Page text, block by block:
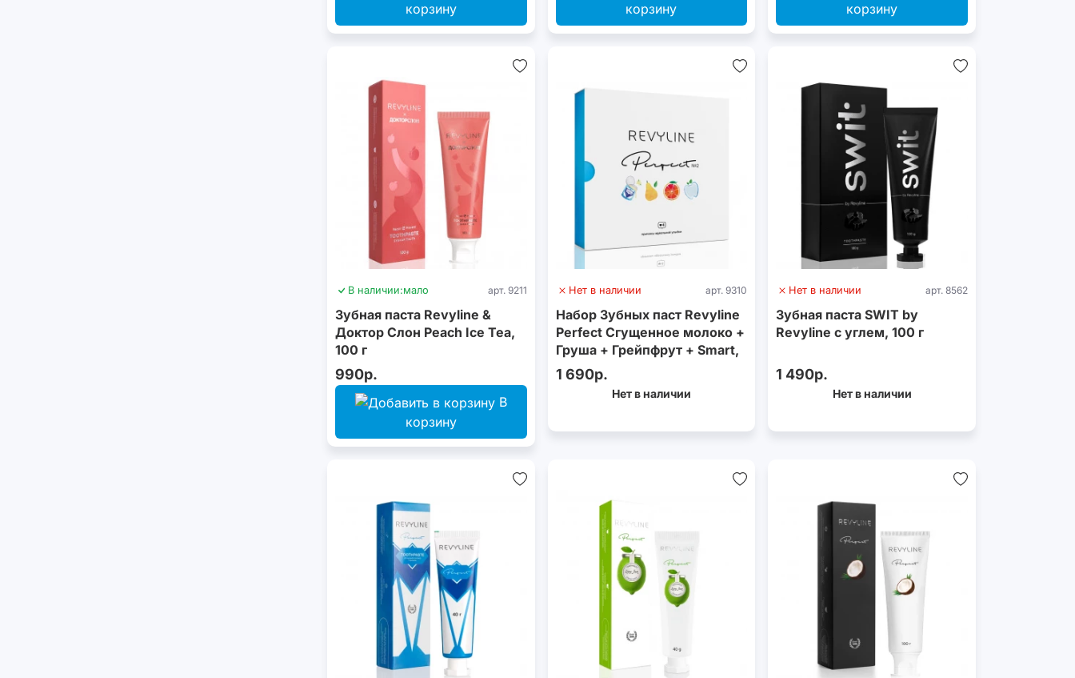
корзину
корзину
корзину
В наличии:мало арт. 9211
Зубная паста Revyline &
Доктор Слон Peach Ice Tea,
100 г
990р.
В
корзину
Нет в наличии арт. 9310
Набор Зубных паст Revyline
Perfect Сгущенное молоко +
Груша + Грейпфрут + Smart,
4х40 г
1 690р.
Нет в наличии
Нет в наличии арт. 8562
Зубная паста SWIT by
Revyline с углем, 100 г
1 490р.
Нет в наличии